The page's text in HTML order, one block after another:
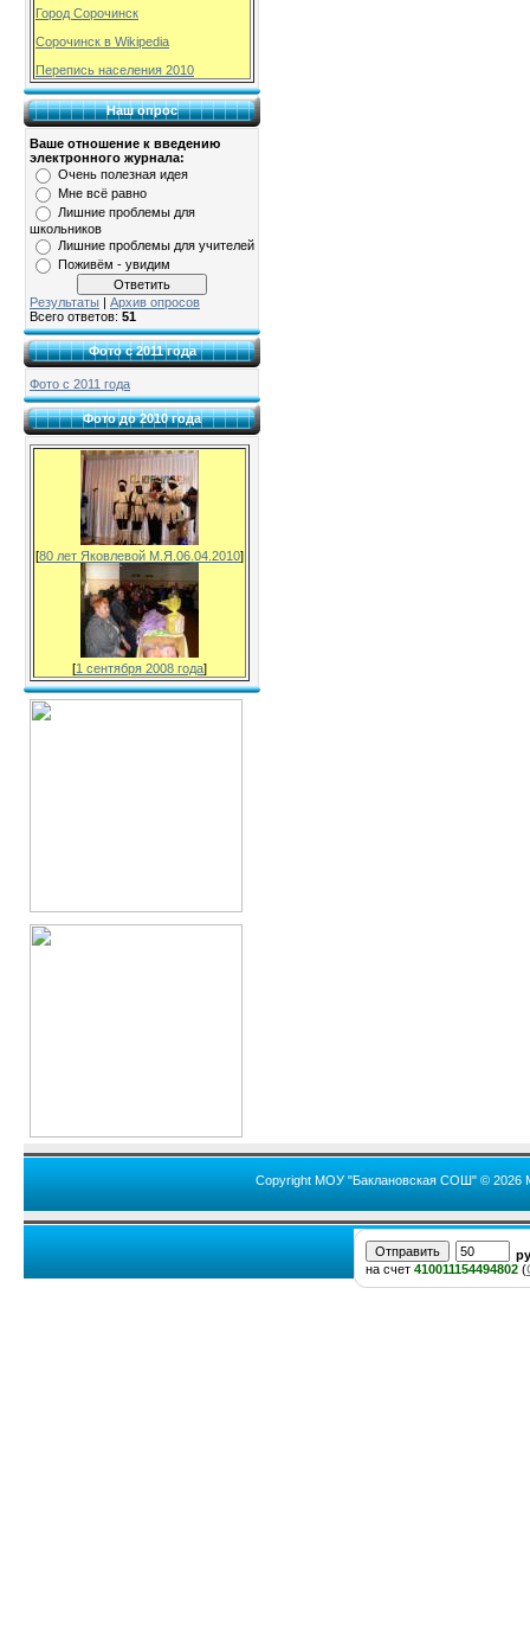
Город Сорочинск
Сорочинск в Wikipedia
Перепись населения 2010
Наш опрос
Ваше отношение к введению
электронного журнала:
Очень полезная идея
Мне всё равно
Лишние проблемы для
школьников
Лишние проблемы для учителей
Поживём - увидим
Результаты
Архив опросов
Всего ответов: 51
Фото с 2011 года
Фото с 2011 года
Фото до 2010 года
[80 лет Яковлевой М.Я.06.04.2010]
[1 сентября 2008 года]
Copyright МОУ "Баклановская СОШ" © 2026
на счет 410011154494802 (